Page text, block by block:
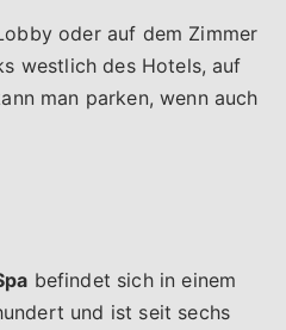
oder auf dem Zimmer
westlich des Hotels, auf
man parken, wenn auch
befindet sich in einem
und ist seit sechs